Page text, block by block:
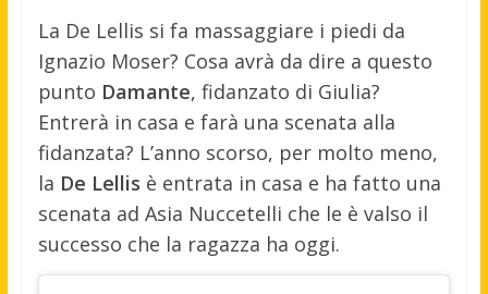
La De Lellis si fa massaggiare i piedi da
Ignazio Moser? Cosa avrà da dire a questo
punto Damante, fidanzato di Giulia?
Entrerà in casa e farà una scenata alla
fidanzata? L’anno scorso, per molto meno,
la De Lellis è entrata in casa e ha fatto una
scenata ad Asia Nuccetelli che le è valso il
successo che la ragazza ha oggi.